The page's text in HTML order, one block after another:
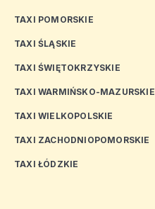
TAXI POMORSKIE
TAXI ŚLĄSKIE
TAXI ŚWIĘTOKRZYSKIE
TAXI WARMIŃSKO-MAZURSKIE
TAXI WIELKOPOLSKIE
TAXI ZACHODNIOPOMORSKIE
TAXI ŁÓDZKIE